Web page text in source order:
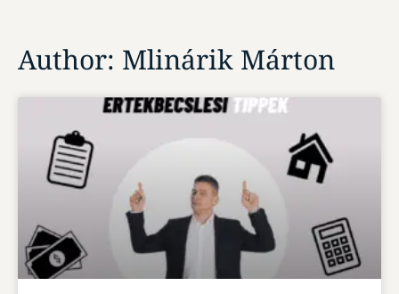
Author: Mlinárik Márton